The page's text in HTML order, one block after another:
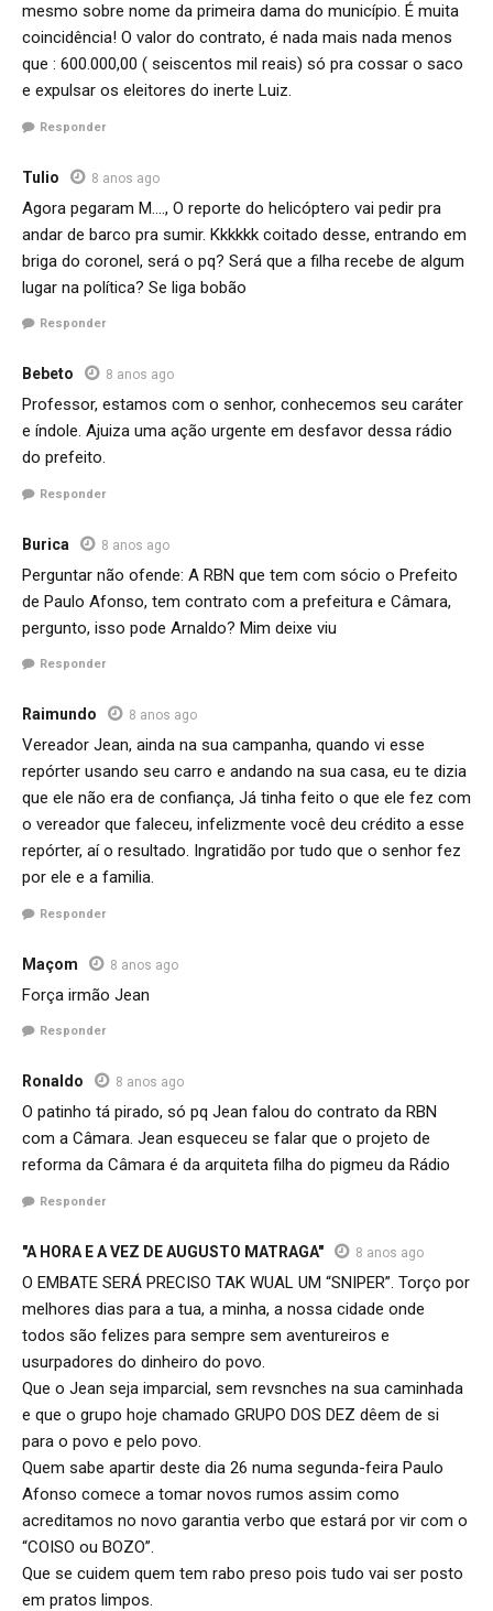
mesmo sobre nome da primeira dama do município. É muita
coincidência! O valor do contrato, é nada mais nada menos
que : 600.000,00 ( seiscentos mil reais) só pra cossar o saco
e expulsar os eleitores do inerte Luiz.
Responder
Tulio 8 anos ago
Agora pegaram M…., O reporte do helicóptero vai pedir pra
andar de barco pra sumir. Kkkkkk coitado desse, entrando em
briga do coronel, será o pq? Será que a filha recebe de algum
lugar na política? Se liga bobão
Responder
Bebeto 8 anos ago
Professor, estamos com o senhor, conhecemos seu caráter
e índole. Ajuiza uma ação urgente em desfavor dessa rádio
do prefeito.
Responder
Burica 8 anos ago
Perguntar não ofende: A RBN que tem com sócio o Prefeito
de Paulo Afonso, tem contrato com a prefeitura e Câmara,
pergunto, isso pode Arnaldo? Mim deixe viu
Responder
Raimundo 8 anos ago
Vereador Jean, ainda na sua campanha, quando vi esse
repórter usando seu carro e andando na sua casa, eu te dizia
que ele não era de confiança, Já tinha feito o que ele fez com
o vereador que faleceu, infelizmente você deu crédito a esse
repórter, aí o resultado. Ingratidão por tudo que o senhor fez
por ele e a familia.
Responder
Maçom 8 anos ago
Força irmão Jean
Responder
Ronaldo 8 anos ago
O patinho tá pirado, só pq Jean falou do contrato da RBN
com a Câmara. Jean esqueceu se falar que o projeto de
reforma da Câmara é da arquiteta filha do pigmeu da Rádio
Responder
"A HORA E A VEZ DE AUGUSTO MATRAGA" 8 anos ago
O EMBATE SERÁ PRECISO TAK WUAL UM “SNIPER”. Torço por
melhores dias para a tua, a minha, a nossa cidade onde
todos são felizes para sempre sem aventureiros e
usurpadores do dinheiro do povo.
Que o Jean seja imparcial, sem revsnches na sua caminhada
e que o grupo hoje chamado GRUPO DOS DEZ dêem de si
para o povo e pelo povo.
Quem sabe apartir deste dia 26 numa segunda-feira Paulo
Afonso comece a tomar novos rumos assim como
acreditamos no novo garantia verbo que estará por vir com o
“COISO ou BOZO”.
Que se cuidem quem tem rabo preso pois tudo vai ser posto
em pratos limpos.